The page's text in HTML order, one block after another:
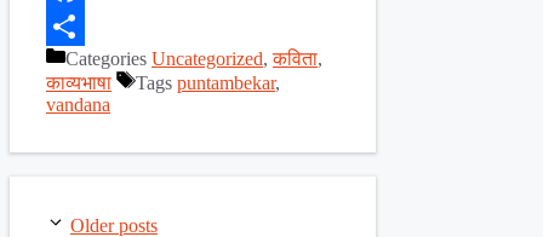
Facebook
ShareCategories Uncategorized,कविता,
काव्यभाषा
Tags puntambekar,
vandana
Older posts